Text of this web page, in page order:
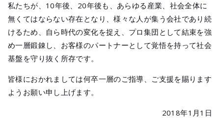
私たちが、10年後、20年後も、あらゆる産業、社会全体に
無くてはならない存在となり、様々な人が集う会社であり続
けるため、自ら時代の変化を捉え、プロ集団として結束を強
め一層鍛錬し、お客様のパートナーとして覚悟を持って社会
基盤を守り抜く所存です。
皆様におかれましては何卒一層のご指導、ご支援を賜ります
ようお願い申し上げます。
2018年1月1日